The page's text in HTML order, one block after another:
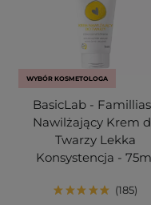
WYBÓR KOSMETOLOGA
BasicLab -
Nawilżający Krem
Twarzy Lekka
Konsystencja -
185